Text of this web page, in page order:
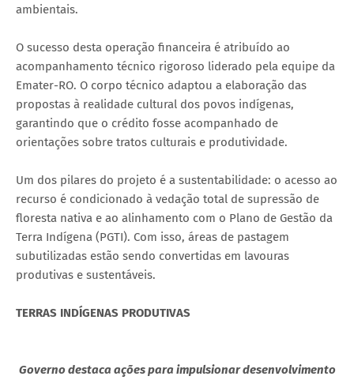
ambientais.
O sucesso desta operação financeira é atribuído ao
acompanhamento técnico rigoroso liderado pela equipe da
Emater-RO. O corpo técnico adaptou a elaboração das
propostas à realidade cultural dos povos indígenas,
garantindo que o crédito fosse acompanhado de
orientações sobre tratos culturais e produtividade.
Um dos pilares do projeto é a sustentabilidade: o acesso ao
recurso é condicionado à vedação total de supressão de
floresta nativa e ao alinhamento com o Plano de Gestão da
Terra Indígena (PGTI). Com isso, áreas de pastagem
subutilizadas estão sendo convertidas em lavouras
produtivas e sustentáveis.
TERRAS INDÍGENAS PRODUTIVAS
Governo destaca ações para impulsionar desenvolvimento